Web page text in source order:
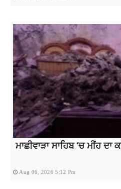
ਮਾਛੀਵਾੜਾ ਸਾਹਿਬ ‘ਚ ਮੀਂਹ ਦਾ
Aug 06, 2026 5:12 Pm